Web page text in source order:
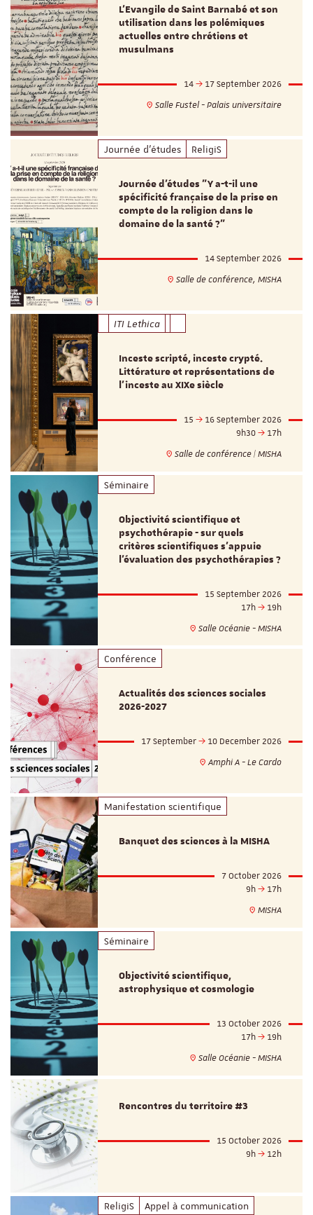
L’Evangile de Saint Barnabé et son
utilisation dans les polémiques
actuelles entre chrétiens et
musulmans
14
17 September 2026
Salle Fustel - Palais universitaire
Journée d'études ReligiS
Journée d’études "Y a-t-il une
spécificité française de la prise en
compte de la religion dans le
domaine de la santé ?"
14 September 2026
Salle de conférence, MISHA
ITI Lethica
Inceste scripté, inceste crypté.
Littérature et représentations de
l’inceste au XIXe siècle
15
16 September 2026
9h30
17h
Salle de conférence | MISHA
Séminaire
Objectivité scientifique et
psychothérapie - sur quels
critères scientifiques s'appuie
l'évaluation des psychothérapies ?
15 September 2026
17h
19h
Salle Océanie - MISHA
Conférence
Actualités des sciences sociales
2026-2027
17 September
10 December 2026
Amphi A - Le Cardo
Manifestation scientifique
Banquet des sciences à la MISHA
7 October 2026
9h
17h
MISHA
Séminaire
Objectivité scientifique,
astrophysique et cosmologie
13 October 2026
17h
19h
Salle Océanie - MISHA
Rencontres du territoire #3
15 October 2026
9h
12h
ReligiS Appel à communication